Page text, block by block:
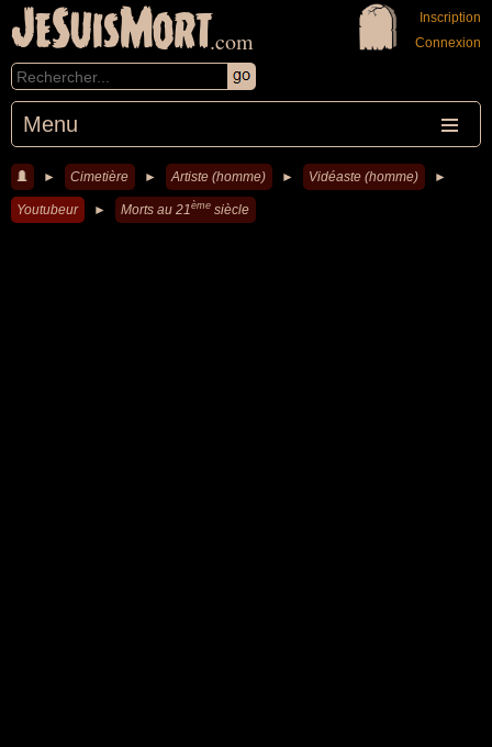
JeSuisMort.com
Menu
Inscription
Connexion
► Cimetière ► Artiste (homme) ► Vidéaste (homme) ►
Youtubeur ► Morts au 21ème siècle